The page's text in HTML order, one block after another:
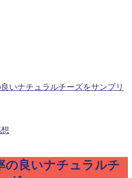
いナチュラルチーズをサンプリ
の良いナチュラルチ